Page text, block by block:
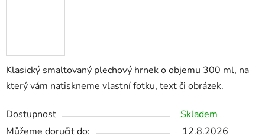
Klasický smaltovaný plechový hrnek o objemu 300 ml, na
který vám natiskneme vlastní fotku, text či obrázek.
Dostupnost
Skladem
Můžeme doručit do:
12.8.2026